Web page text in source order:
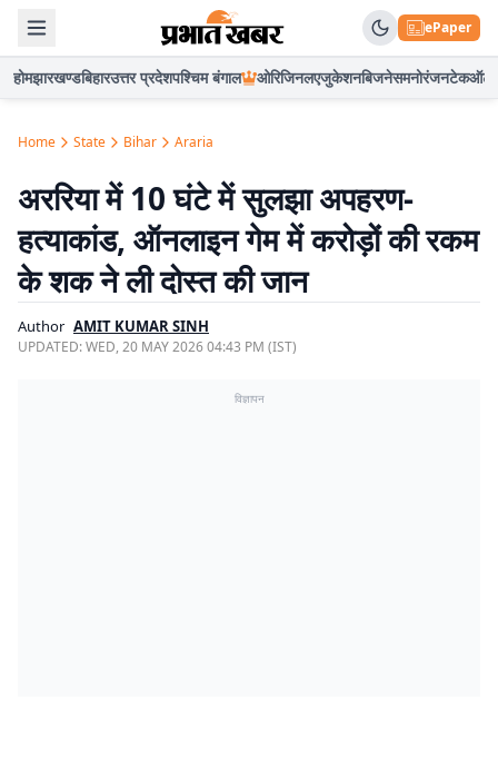
ePaper
होमझारखण्डबिहारउत्तर प्रदेशपश्चिम बंगाल ओरिजिनलएजुकेशनबिजनेसमनोरंजनटेकऑटो
Home State Bihar Araria
अररिया में 10 घंटे में सुलझा अपहरण-
हत्याकांड, ऑनलाइन गेम में करोड़ों की रकम
के शक ने ली दोस्त की जान
Author AMIT KUMAR SINH
UPDATED:WED, 20 MAY 2026 04:43 PM (IST)
विज्ञापन